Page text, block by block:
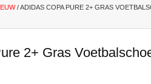
/ADIDAS COPA PURE 2+ GRAS
2+ Gras